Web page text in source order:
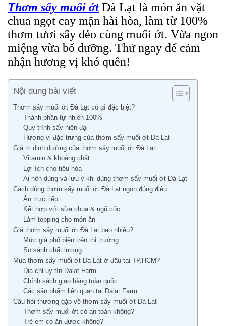
Thơm sấy muối ớtĐà Lạt là món ăn vặt
chua ngọt cay mặn hài hòa, làm từ 100%
thơm tươi sấy dẻo cùng muối ớt. Vừa ngon
miệng vừa bổ dưỡng. Thử ngay để cảm
nhận hương vị khó quên!
Nội dung bài viết
Thơm sấy muối ớt Đà Lạt có gì đặc biệt?
Thành phần tự nhiên 100%
Quy trình sấy hiện đại
Hương vị đặc trưng của thơm sấy muối ớt Đà Lạt
Giá trị dinh dưỡng của thơm sấy muối ớt Đà Lạt
Vitamin & khoáng chất
Lợi ích cho tiêu hóa
Ai nên dùng và lưu ý khi dùng thơm sấy muối ớt Đà Lạt
Cách dùng thơm sấy muối ớt Đà Lạt ngon đúng điệu
Ăn trực tiếp
Kết hợp với sữa chua & ngũ cốc
Làm topping cho món ăn
Giá thơm sấy muối ớt Đà Lạt bao nhiêu?
Mức giá phổ biến trên thị trường
So sánh chất lượng
Mua thơm sấy muối ớt Đà Lạt ở đâu tại TP.HCM?
Địa chỉ uy tín Dalat Farm
Chính sách giao hàng toàn quốc
Các sản phẩm liên quan tại Dalat Farm
Câu hỏi thường gặp về thơm sấy muối ớt Đà Lạt
Thơm sấy muối ớt có an toàn không?
Trẻ em có ăn được không?